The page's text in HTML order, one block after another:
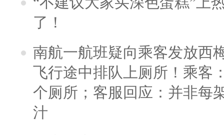
了！
南航一航班疑向乘客发放西
飞行途中排队上厕所！乘客
个厕所；客服回应：并非每
汁